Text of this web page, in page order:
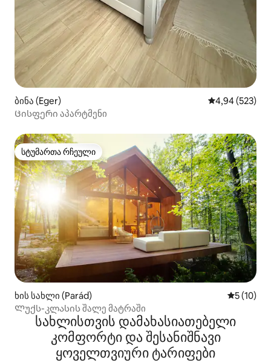
ბინა (Eger) საშუალო
4,94 (523)
Ცისფერი აპარტმენი
სტუმართა რჩეული
სტუმართა რჩეული
ხის სახლი (Parád) საშუალო
5 (10)
Ლუქს-კლასის შალე მატრაში
სახლისთვის დამახასიათებელი
კომფორტი და შესანიშნავი
ყოველთვიური ტარიფები